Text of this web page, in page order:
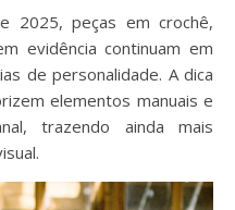
2025, peças em crochê,
evidência continuam em
de personalidade. A dica
elementos manuais e
trazendo ainda mais